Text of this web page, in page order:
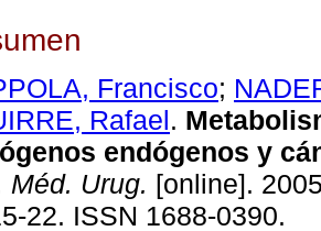
Francisco;
Rafael.
endógenos y
Méd. Urug. [online].
22. ISSN 1688-0390.